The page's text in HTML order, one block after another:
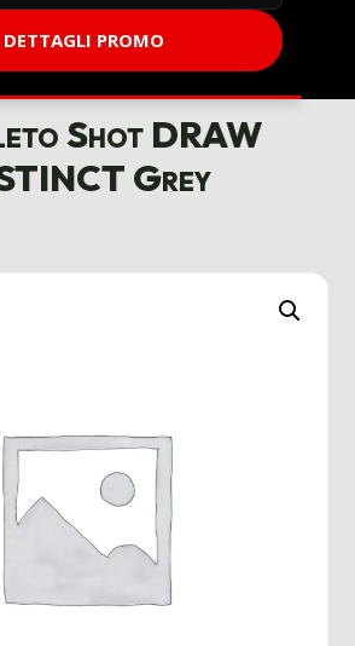
DETTAGLI PROMO
Shot DRAW
Grey